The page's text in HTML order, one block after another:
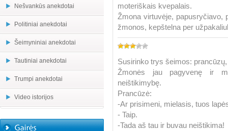
Nešvankūs anekdotai
Politiniai anekdotai
Šeimyniniai anekdotai
Tautiniai anekdotai
Trumpi anekdotai
Video istorijos
moteriškais kvepalais.
Žmona virtuvėje, papusryčiavo,
žmonos, kepštelna per
Susirinko trys šeimos:
Žmonės jau pagyvenę ir
neištikimybę.
Prancūzė:
-Ar prisimeni, mielasis, tuos
- Taip.
-Tada aš tau ir buvau neištikima!